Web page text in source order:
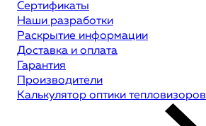
Сертификаты
Наши разработки
Раскрытие информации
Доставка и оплата
Гарантия
Производители
Калькулятор оптики тепловизоров